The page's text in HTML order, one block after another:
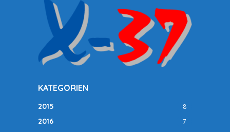
KATEGORIEN
2015 8
2016 7